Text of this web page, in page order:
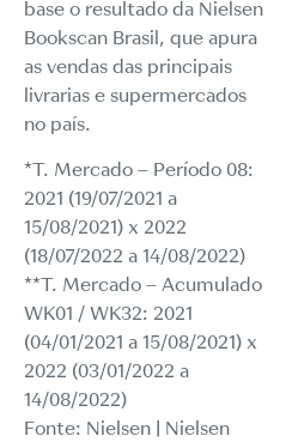
base o resultado da Nielsen
Bookscan Brasil, que apura
as vendas das principais
livrarias e supermercados
no país.
*T. Mercado – Período 08:
2021 (19/07/2021 a
15/08/2021) x 2022
(18/07/2022 a 14/08/2022)
**T. Mercado – Acumulado
WK01 / WK32: 2021
(04/01/2021 a 15/08/2021) x
2022 (03/01/2022 a
14/08/2022)
Fonte: Nielsen | Nielsen